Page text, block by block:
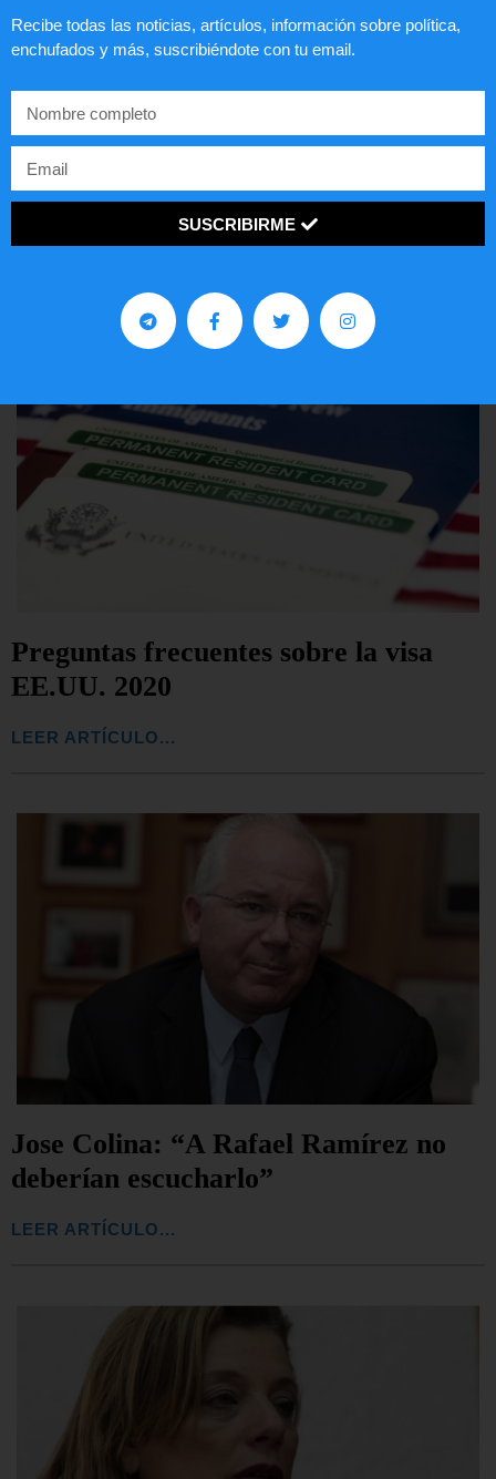
Comunistas no son bienvenidos en
EE.UU.
LEER ARTÍCULO...
Preguntas frecuentes sobre la visa
EE.UU. 2020
LEER ARTÍCULO...
Jose Colina: “A Rafael Ramírez no
deberían escucharlo”
LEER ARTÍCULO...
Recibe todas las noticias, artículos, información sobre política,
enchufados y más, suscribiéndote con tu email.
SUSCRIBIRME